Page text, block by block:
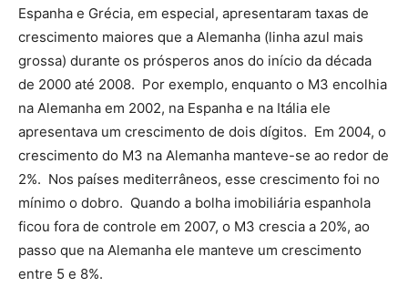
Espanha e Grécia, em especial, apresentaram taxas de
crescimento maiores que a Alemanha (linha azul mais
grossa) durante os prósperos anos do início da década
de 2000 até 2008. Por exemplo, enquanto o M3 encolhia
na Alemanha em 2002, na Espanha e na Itália ele
apresentava um crescimento de dois dígitos. Em 2004, o
crescimento do M3 na Alemanha manteve-se ao redor de
2%. Nos países mediterrâneos, esse crescimento foi no
mínimo o dobro. Quando a bolha imobiliária espanhola
ficou fora de controle em 2007, o M3 crescia a 20%, ao
passo que na Alemanha ele manteve um crescimento
entre 5 e 8%.